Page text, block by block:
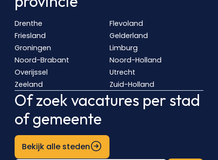
Drenthe
Flevoland
Friesland
Gelderland
Groningen
Limburg
Noord-Brabant
Noord-Holland
Overijssel
Utrecht
Zeeland
Zuid-Holland
Of zoek vacatures per stad
of gemeente
Bekijk alle steden